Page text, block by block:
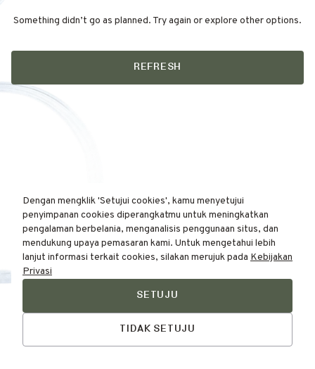
Something didn’t go as planned. Try again or explore other options.
REFRESH
Dengan mengklik 'Setujui cookies', kamu menyetujui
penyimpanan cookies diperangkatmu untuk meningkatkan
pengalaman berbelania, menganalisis penggunaan situs, dan
mendukung upaya pemasaran kami. Untuk mengetahui lebih
lanjut informasi terkait cookies, silakan merujuk pada Kebijakan
Privasi
SETUJU
TIDAK SETUJU
Find Your